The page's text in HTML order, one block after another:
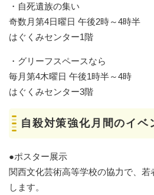
・自死遺族の集い
奇数月第4日曜日 午後2時～4時半
はぐくみセンター1階
・グリーフスペースなら
毎月第4木曜日 午後1時半～4時
はぐくみセンター3階
自殺対策強化月間のイベ
●ポスター展示
関西文化芸術高等学校の協力で、
します。